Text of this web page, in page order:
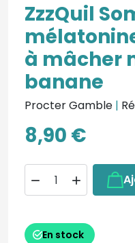
ZzzQuil
à mâcher
banane
Procter Gamble |
8,90 €
 
En stock